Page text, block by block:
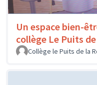
Un espace bien-
collège Le Puits
Collège le Puits de la